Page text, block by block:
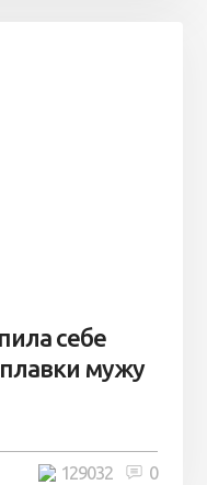
себе
мужу
0
129032